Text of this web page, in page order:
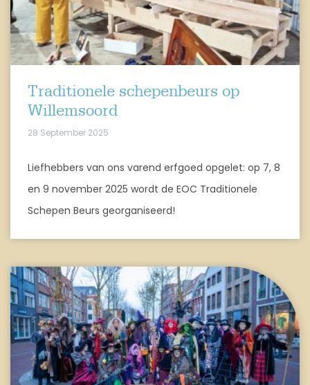
Traditionele schepenbeurs op
Willemsoord
28 September 2025
Liefhebbers van ons varend erfgoed opgelet: op 7, 8
en 9 november 2025 wordt de EOC Traditionele
Schepen Beurs georganiseerd!